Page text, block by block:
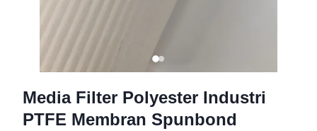
Media Filter Polyester Industri
PTFE Membran Spunbond